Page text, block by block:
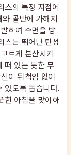
스의 특정 지점에
골반에 가해지
하여 수면을 방
스는 뛰어난 탄성
르게 분산시키
떠 있는 듯한 무
이 뒤척임 없이
있도록 돕습니다.
한 아침을 맞이하